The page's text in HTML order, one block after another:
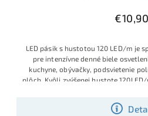
€10,90
LED pásik s hustotou 120 LED/m je
pre intenzívne denné biele
kuchyne, obývačky, podsvietenie
plôch. Kvôli zvýšenej hustote
najviac používané